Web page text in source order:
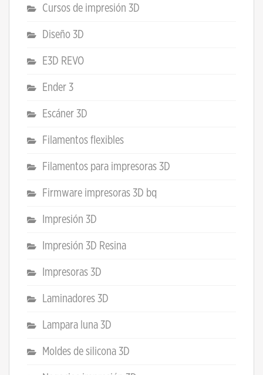
Cursos de impresión 3D
Diseño 3D
E3D REVO
Ender 3
Escáner 3D
Filamentos flexibles
Filamentos para impresoras 3D
Firmware impresoras 3D bq
Impresión 3D
Impresión 3D Resina
Impresoras 3D
Laminadores 3D
Lampara luna 3D
Moldes de silicona 3D